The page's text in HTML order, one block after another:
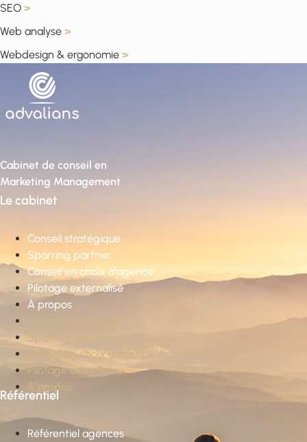
SEO >
Web analyse >
Webdesign & ergonomie >
Cabinet de conseil en
Marketing Management
Le cabinet
Conseil stratégique
Sparring partner
Conseil en choix d’agence
Pilotage externalisé
À propos
Conseil stratégique
Sparring partner
Conseil en choix d’agence
Pilotage externalisé
À propos
Référentiel
Référentiel agences